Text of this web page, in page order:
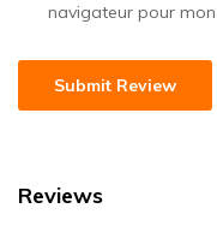
navigateur pour
Reviews